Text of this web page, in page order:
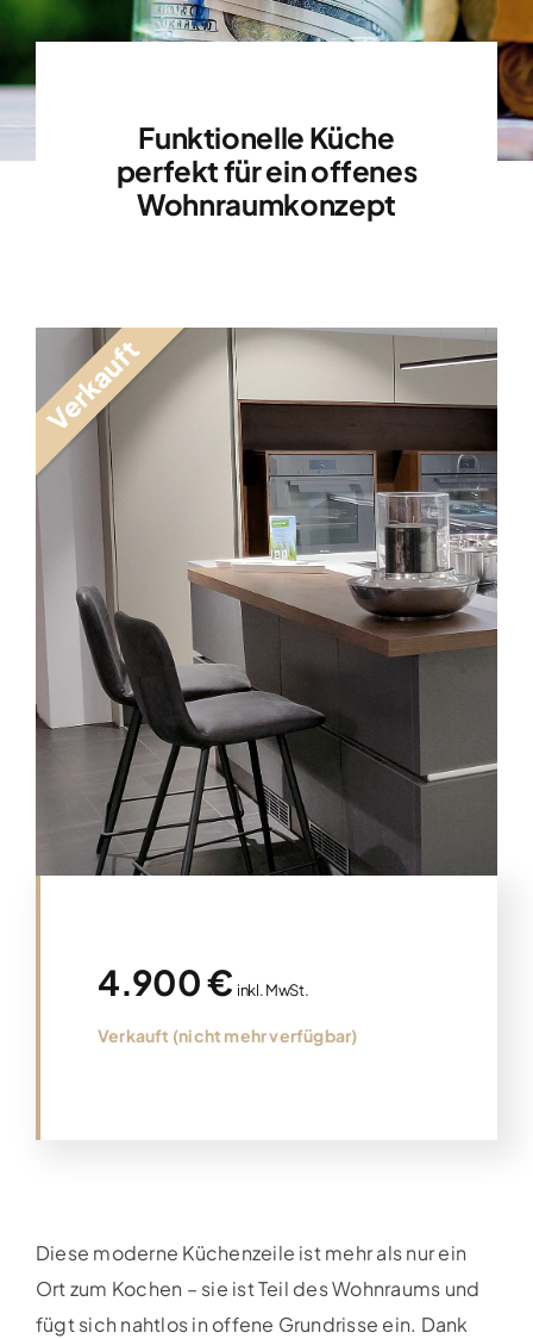
Funktionelle Küche
perfekt für ein offenes
Wohnraumkonzept
4.900 € inkl. MwSt.
Verkauft (nicht mehr verfügbar)
Diese moderne Küchenzeile ist mehr als nur ein
Ort zum Kochen – sie ist Teil des Wohnraums und
fügt sich nahtlos in offene Grundrisse ein. Dank